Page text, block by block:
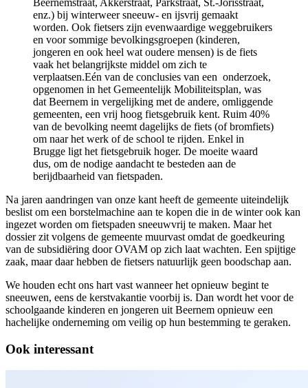
Beernemstraat, Akkerstraat, Parkstraat, St.-Jorisstraat,
enz.) bij winterweer sneeuw- en ijsvrij gemaakt
worden. Ook fietsers zijn evenwaardige weggebruikers
en voor sommige bevolkingsgroepen (kinderen,
jongeren en ook heel wat oudere mensen) is de fiets
vaak het belangrijkste middel om zich te
verplaatsen.Eén van de conclusies van een onderzoek,
opgenomen in het Gemeentelijk Mobiliteitsplan, was
dat Beernem in vergelijking met de andere, omliggende
gemeenten, een vrij hoog fietsgebruik kent. Ruim 40%
van de bevolking neemt dagelijks de fiets (of bromfiets)
om naar het werk of de school te rijden. Enkel in
Brugge ligt het fietsgebruik hoger. De moeite waard
dus, om de nodige aandacht te besteden aan de
berijdbaarheid van fietspaden.
Na jaren aandringen van onze kant heeft de gemeente uiteindelijk
beslist om een borstelmachine aan te kopen die in de winter ook kan
ingezet worden om fietspaden sneeuwvrij te maken. Maar het
dossier zit volgens de gemeente muurvast omdat de goedkeuring
van de subsidiëring door OVAM op zich laat wachten. Een spijtige
zaak, maar daar hebben de fietsers natuurlijk geen boodschap aan.
We houden echt ons hart vast wanneer het opnieuw begint te
sneeuwen, eens de kerstvakantie voorbij is. Dan wordt het voor de
schoolgaande kinderen en jongeren uit Beernem opnieuw een
hachelijke onderneming om veilig op hun bestemming te geraken.
Ook interessant